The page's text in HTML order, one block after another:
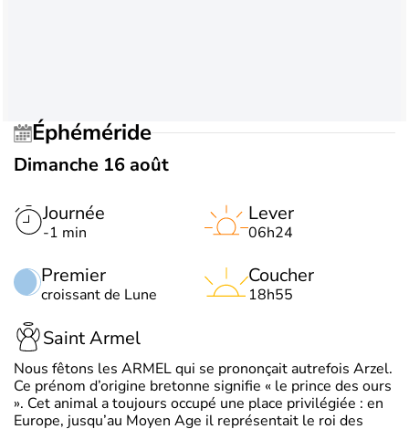
Éphéméride
Dimanche 16 août
Journée
-1 min
Premier
croissant de Lune
Lever
06h24
Coucher
18h55
Saint Armel
Nous fêtons les ARMEL qui se prononçait autrefois Arzel.
Ce prénom d’origine bretonne signifie « le prince des ours
». Cet animal a toujours occupé une place privilégiée : en
Europe, jusqu’au Moyen Age il représentait le roi des